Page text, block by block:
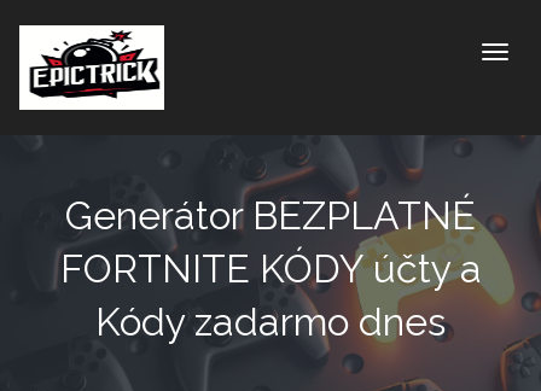
Generátor BEZPLATNÉ
FORTNITE KÓDY účty a
Kódy zadarmo dnes